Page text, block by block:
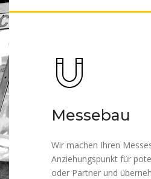
Messebau
Wir machen Ihren
Anziehungspunkt für
oder Partner und